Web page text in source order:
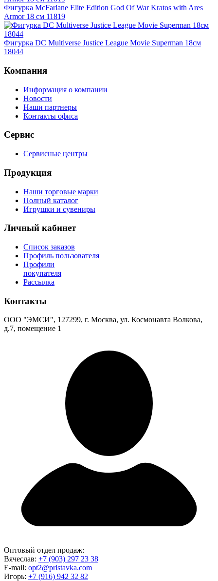
Фигурка McFarlane Elite Edition God Of War Kratos with Ares
Armor 18 см 11819
Фигурка DC Multiverse Justice League Movie Superman 18см
18044
Компания
Информация о компании
Новости
Наши партнеры
Контакты офиса
Сервис
Сервисные центры
Продукция
Наши торговые марки
Полный каталог
Игрушки и сувениры
Личный кабинет
Список заказов
Профиль пользователя
Профили
покупателя
Рассылка
Контакты
ООО "ЭМСИ", 127299, г. Москва, ул. Космонавта Волкова,
д.7, помещение 1
Оптовый отдел продаж:
Вячеслав: +7 (903) 297 23 38
E-mail: opt2@pristavka.com
Игорь: +7 (916) 942 32 82